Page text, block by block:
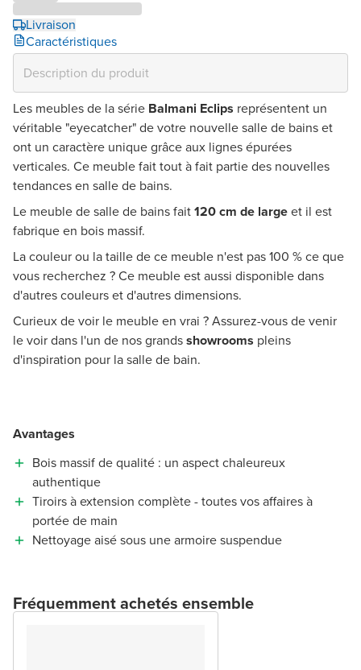
Livraison
Caractéristiques
Les meubles de la série Balmani Eclips représentent un
véritable "eyecatcher" de votre nouvelle salle de bains et
ont un caractère unique grâce aux lignes épurées
verticales. Ce meuble fait tout à fait partie des nouvelles
tendances en salle de bains.
Le meuble de salle de bains fait120 cm de largeet il est
fabrique en bois massif.
La couleur ou la taille de ce meuble n'est pas 100 % ce que
vous recherchez ? Ce meuble est aussi disponible dans
d'autres couleurs et d'autres dimensions.
Curieux de voir le meuble en vrai ? Assurez-vous de venir
le voir dans l'un de nos grandsshowrooms pleins
d'inspiration pour la salle de bain.
Avantages
Bois massif de qualité : un aspect chaleureux
authentique
Tiroirs à extension complète - toutes vos affaires à
portée de main
Nettoyage aisé sous une armoire suspendue
Fréquemment achetés ensemble